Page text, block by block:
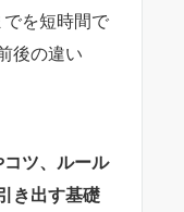
を短時間で
後の違い
ツ、ルール
き出す基礎